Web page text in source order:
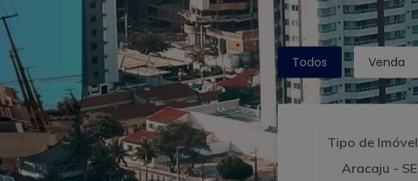
Todos Venda
Aracaju - SE